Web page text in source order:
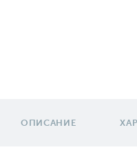
ОПИСАНИЕ